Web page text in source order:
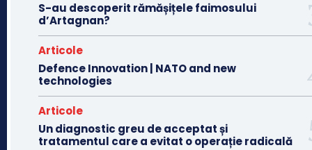
S-au descoperit rămășițele faimosului
d’Artagnan?
Articole
Defence Innovation | NATO and new
technologies
Articole
Un diagnostic greu de acceptat și
tratamentul care a evitat o operație radicală